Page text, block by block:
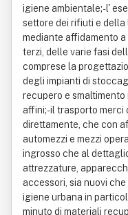
igiene ambientale;- l'
settore dei rifiuti e della
mediante affidamento
terzi, delle varie fasi
comprese la
degli impianti di
recupero e
affini;- il trasporto
direttamente, che con
automezzi e mezzi
ingrosso che al
attrezzature,
accessori, sia nuovi
igiene urbana in
minuto di materiali